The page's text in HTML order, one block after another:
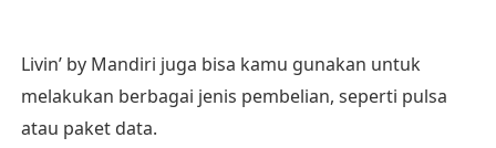
Livin’ by Mandiri juga bisa kamu gunakan untuk
melakukan berbagai jenis pembelian, seperti pulsa
atau paket data.